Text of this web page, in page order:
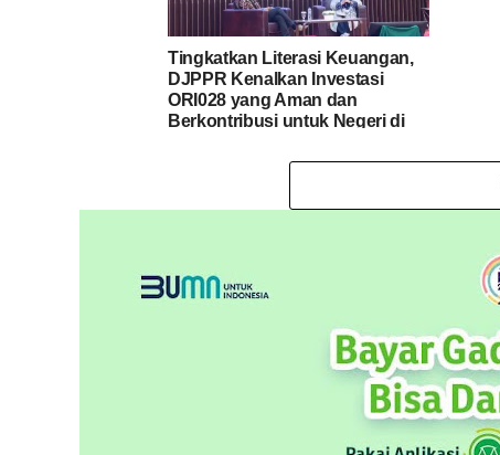
Tingkatkan Literasi Keuangan,
DJPPR Kenalkan Investasi
ORI028 yang Aman dan
Berkontribusi untuk Negeri di